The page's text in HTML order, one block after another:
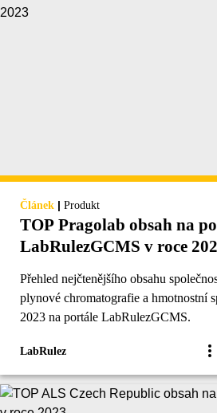
Článek | Produkt
TOP Pragolab obsah na
LabRulezGCMS v roce
Přehled nejčtenějšího obsahu
plynové chromatografie a hmotnostní
2023 na portále LabRulezGCMS.
LabRulez